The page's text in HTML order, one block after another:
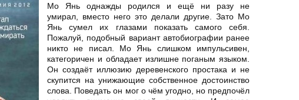
Мо Янь однажды родился и ещё ни разу не
умирал, вместо него это делали другие. Зато Мо
Янь сумел их глазами показать самого себя.
Пожалуй, подобный вариант автобиографии ранее
никто не писал. Мо Янь слишком импульсивен,
категоричен и обладает излишне поганым языком.
Он создаёт иллюзию деревенского простака и не
скупится на унижающие собственное достоинство
слова. Поведать он мог о чём угодно, но предпочёл